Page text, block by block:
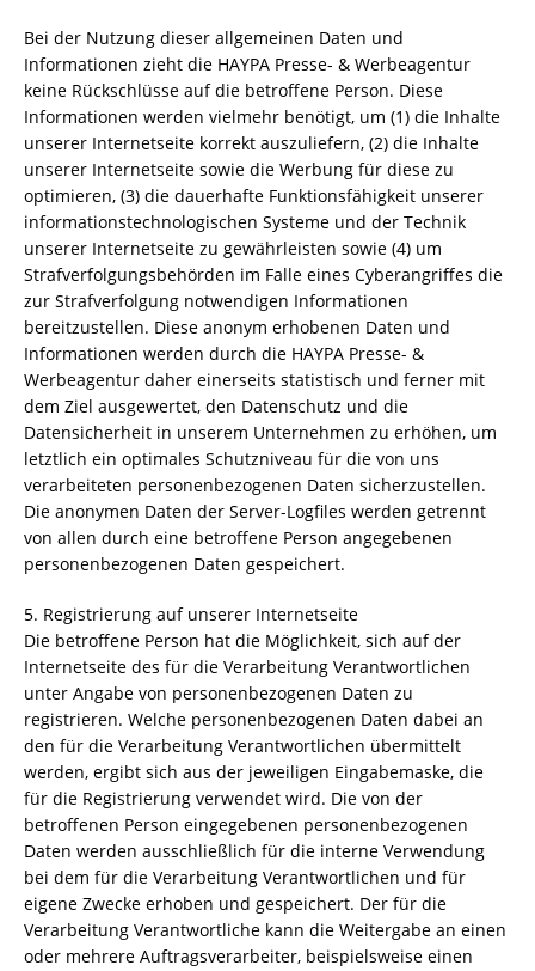
Bei der Nutzung dieser allgemeinen Daten und
Informationen zieht die HAYPA Presse- & Werbeagentur
keine Rückschlüsse auf die betroffene Person. Diese
Informationen werden vielmehr benötigt, um (1) die Inhalte
unserer Internetseite korrekt auszuliefern, (2) die Inhalte
unserer Internetseite sowie die Werbung für diese zu
optimieren, (3) die dauerhafte Funktionsfähigkeit unserer
informationstechnologischen Systeme und der Technik
unserer Internetseite zu gewährleisten sowie (4) um
Strafverfolgungsbehörden im Falle eines Cyberangriffes die
zur Strafverfolgung notwendigen Informationen
bereitzustellen. Diese anonym erhobenen Daten und
Informationen werden durch die HAYPA Presse- &
Werbeagentur daher einerseits statistisch und ferner mit
dem Ziel ausgewertet, den Datenschutz und die
Datensicherheit in unserem Unternehmen zu erhöhen, um
letztlich ein optimales Schutzniveau für die von uns
verarbeiteten personenbezogenen Daten sicherzustellen.
Die anonymen Daten der Server-Logfiles werden getrennt
von allen durch eine betroffene Person angegebenen
personenbezogenen Daten gespeichert.
5. Registrierung auf unserer Internetseite
Die betroffene Person hat die Möglichkeit, sich auf der
Internetseite des für die Verarbeitung Verantwortlichen
unter Angabe von personenbezogenen Daten zu
registrieren. Welche personenbezogenen Daten dabei an
den für die Verarbeitung Verantwortlichen übermittelt
werden, ergibt sich aus der jeweiligen Eingabemaske, die
für die Registrierung verwendet wird. Die von der
betroffenen Person eingegebenen personenbezogenen
Daten werden ausschließlich für die interne Verwendung
bei dem für die Verarbeitung Verantwortlichen und für
eigene Zwecke erhoben und gespeichert. Der für die
Verarbeitung Verantwortliche kann die Weitergabe an einen
oder mehrere Auftragsverarbeiter, beispielsweise einen